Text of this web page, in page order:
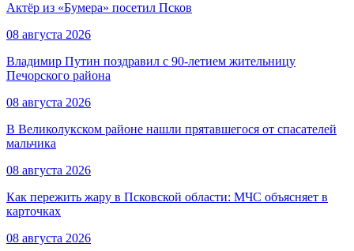
Актёр из «Бумера» посетил Псков
08 августа 2026
Владимир Путин поздравил с 90-летием жительницу
Печорского района
08 августа 2026
В Великолукском районе нашли прятавшегося от спасателей
мальчика
08 августа 2026
Как пережить жару в Псковской области: МЧС объясняет в
карточках
08 августа 2026